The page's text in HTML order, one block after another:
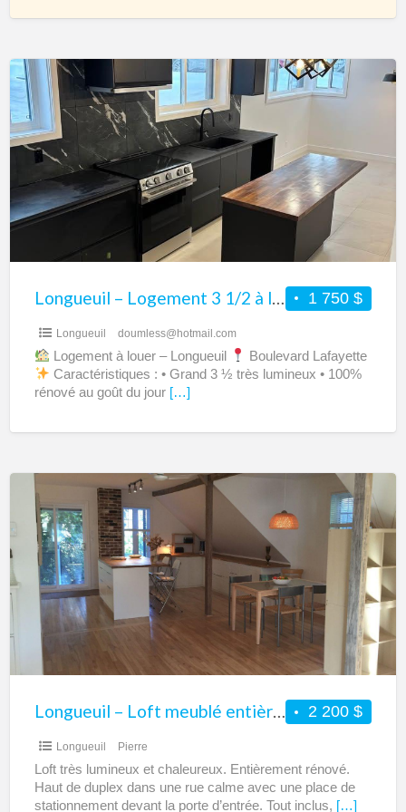
D’HABITATION. Nos[…]
Longueuil
Logement
3
à
louer
1 750 $
Longueuil – Logement 3 1/2 à louer
Longueuil doumless@hotmail.com
Logement à louer – Longueuil
Boulevard Lafayette
Caractéristiques : • Grand 3 ½ très lumineux • 100%
rénové au goût du jour […]
Longueuil
Loft
meublé
entièrement
équipé
à
louer
–
Tout
Court
2 200 $
Longueuil – Loft meublé entièrement équipé à louer – Tout inclus – Court ou moyen terme
Longueuil Pierre
Loft très lumineux et chaleureux. Entièrement rénové.
Haut de duplex dans une rue calme avec une place de
stationnement devant la porte d’entrée. Tout inclus, […]